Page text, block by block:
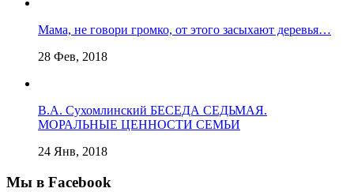
Мама, не говори громко, от этого засыхают деревья…
28 Фев, 2018
В.А. Сухомлинский БЕСЕДА СЕДЬМАЯ.
МОРАЛЬНЫЕ ЦЕННОСТИ СЕМЬИ
24 Янв, 2018
Мы в Facebook